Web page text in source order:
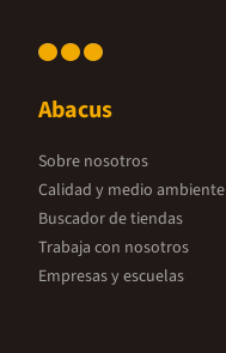
Abacus
Sobre nosotros
Calidad y medio ambiente
Buscador de tiendas
Trabaja con nosotros
Empresas y escuelas